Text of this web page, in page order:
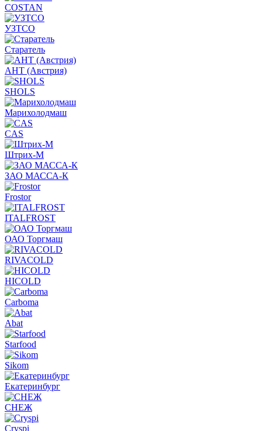
COSTAN
УЗТСО
Старатель
АНТ (Австрия)
SHOLS
Марихолодмаш
CAS
Штрих-М
ЗАО МАССА-К
Frostor
ITALFROST
ОАО Торгмаш
RIVACOLD
HICOLD
Carboma
Abat
Starfood
Sikom
Екатеринбург
СНЕЖ
Cryspi